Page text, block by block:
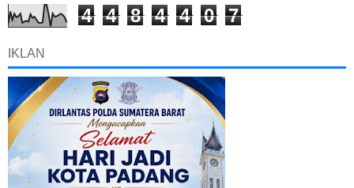
4 4 8 4 4 0 7
IKLAN